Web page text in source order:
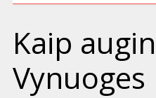
Kaip
Vynuoges